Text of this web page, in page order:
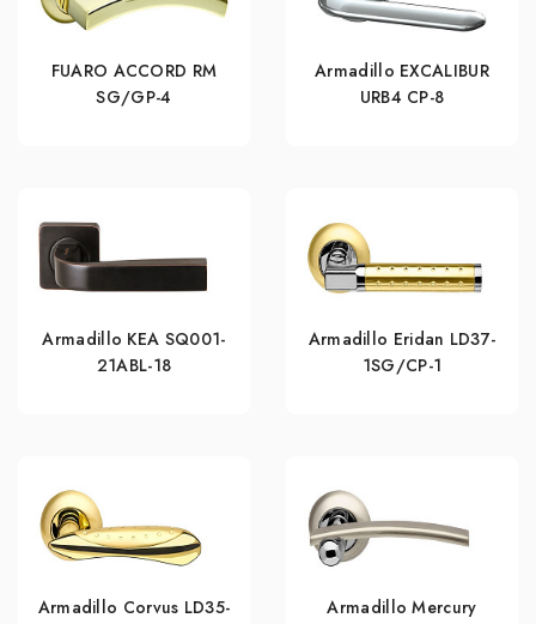
FUARO ACCORD RM
SG/GP-4
Armadillo EXCALIBUR
URB4 СР-8
Armadillo KEA SQ001-
21ABL-18
Armadillo Eridan LD37-
1SG/CP-1
Armadillo Corvus LD35-
Armadillo Mercury